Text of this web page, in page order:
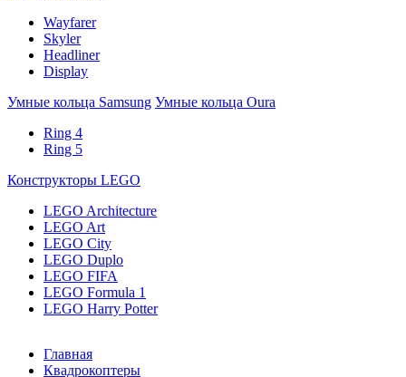
Wayfarer
Skyler
Headliner
Display
Умные кольца Samsung Умные кольца Oura
Ring 4
Ring 5
Конструкторы LEGO
LEGO Architecture
LEGO Art
LEGO City
LEGO Duplo
LEGO FIFA
LEGO Formula 1
LEGO Harry Potter
Главная
Квадрокоптеры